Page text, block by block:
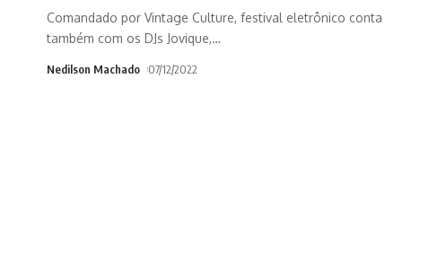
Comandado por Vintage Culture, festival eletrônico conta
também com os DJs Jovique,…
Nedilson Machado 07/12/2022